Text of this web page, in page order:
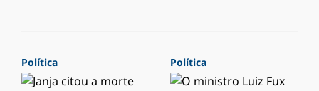
Política Política